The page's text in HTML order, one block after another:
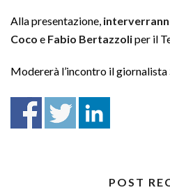
Alla presentazione,
Coco e Fabio Bertazzoliper il
Modererà l’incontro il giornalista
POST